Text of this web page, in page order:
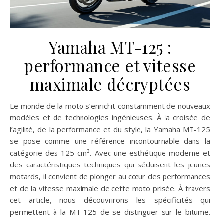
Yamaha MT-125 :
performance et vitesse
maximale décryptées
Le monde de la moto s’enrichit constamment de nouveaux
modèles et de technologies ingénieuses. À la croisée de
l’agilité, de la performance et du style, la Yamaha MT-125
se pose comme une référence incontournable dans la
catégorie des 125 cm³. Avec une esthétique moderne et
des caractéristiques techniques qui séduisent les jeunes
motards, il convient de plonger au cœur des performances
et de la vitesse maximale de cette moto prisée. À travers
cet article, nous découvrirons les spécificités qui
permettent à la MT-125 de se distinguer sur le bitume.